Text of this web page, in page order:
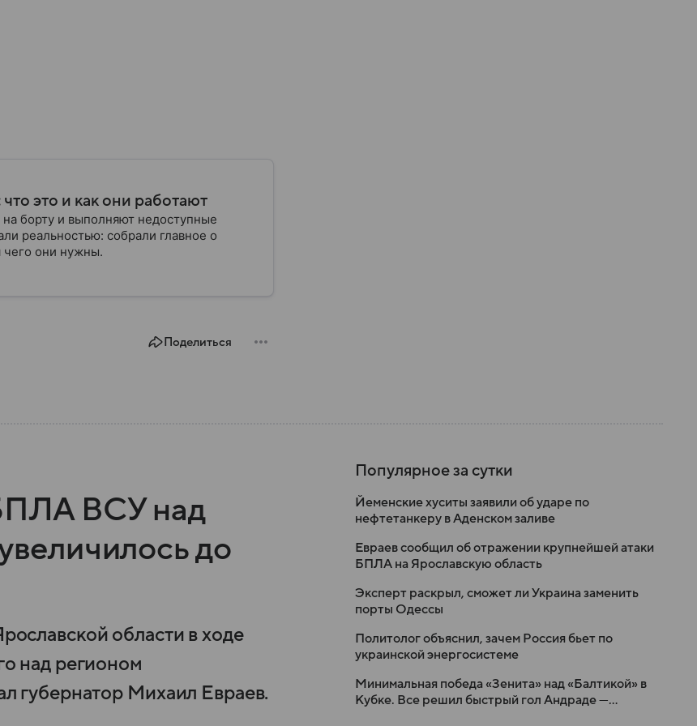
это и как они работают
борту и выполняют недоступные
реальностью: собрали главное о
чего они нужны.
Поделиться
ВСУ над
до
области в ходе
над регионом
губернатор Михаил Евраев.
Популярное за сутки
Йеменские хуситы заявили об ударе по
нефтетанкеру в Аденском заливе
Евраев сообщил об отражении крупнейшей атаки
БПЛА на Ярославскую область
Эксперт раскрыл, сможет ли Украина заменить
порты Одессы
Политолог объяснил, зачем Россия бьет по
украинской энергосистеме
Минимальная победа «Зенита» над «Балтикой» в
Кубке. Все решил быстрый гол Андраде —